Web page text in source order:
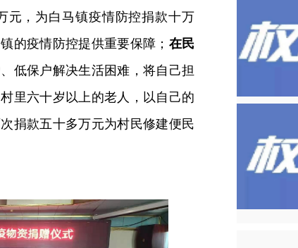
元，为白马镇疫情防控捐款十万
的疫情防控提供重要保障； 在民
低保户解决生活困难，将自己担
里六十岁以上的老人，以自己的
捐款五十多万元为村民修建便民